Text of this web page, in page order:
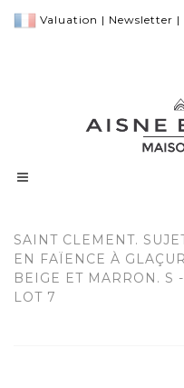
Valuation | Newsletter |
SAINT CLEMENT.
EN FAÏENCE À
BEIGE ET MARRON. S -
LOT 7